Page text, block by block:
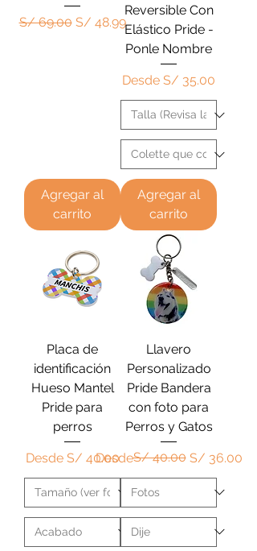
Precio
S/ 69.00 Precio de oferta
S/ 48.99
Agregar al
carrito
Reversible Con
Elástico Pride -
Ponle Nombre
Desde S/ 35.00
Precio de oferta
Agregar al
carrito
Placa de
identificación
Hueso Mantel
Pride para
perros
Desde S/ 40.00
Precio de oferta
Llavero
Personalizado
Pride Bandera
con foto para
Perros y Gatos
Desde
PrecioS/ 40.00 S/ 36.00
Precio de oferta